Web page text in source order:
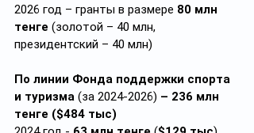
2026 год – гранты в размере 80 млн
тенге (золотой – 40 млн,
президентский – 40 млн)
По линии Фонда поддержки спорта
и туризма (за 2024-2026) – 236 млн
тенге ($484 тыс)